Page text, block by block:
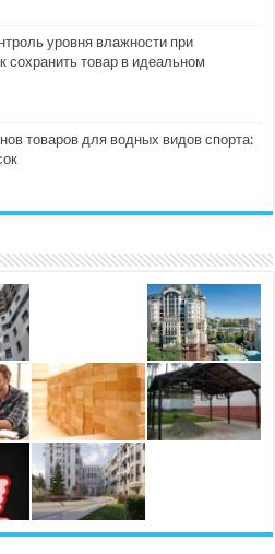
уровня влажности при
сохранить товар в идеальном
товаров для водных видов спорта: